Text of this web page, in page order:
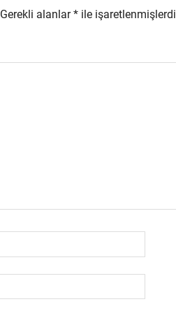
Gerekli alanlar* ile